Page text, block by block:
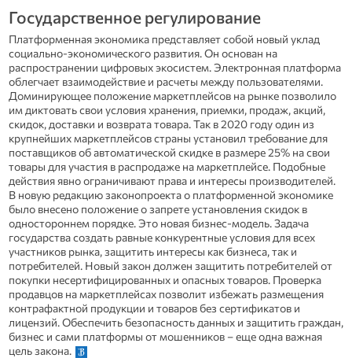
Государственное регулирование
Платформенная экономика представляет собой новый уклад
социально-экономического развития. Он основан на
распространении цифровых экосистем. Электронная платформа
облегчает взаимодействие и расчеты между пользователями.
Доминирующее положение маркетплейсов на рынке позволило
им диктовать свои условия хранения, приемки, продаж, акций,
скидок, доставки и возврата товара. Так в 2020 году один из
крупнейших маркетплейсов страны установил требование для
поставщиков об автоматической скидке в размере 25% на свои
товары для участия в распродаже на маркетплейсе. Подобные
действия явно ограничивают права и интересы производителей.
В новую редакцию законопроекта о платформенной экономике
было внесено положение о запрете установления скидок в
одностороннем порядке. Это новая бизнес-модель. Задача
государства создать равные конкурентные условия для всех
участников рынка, защитить интересы как бизнеса, так и
потребителей. Новый закон должен защитить потребителей от
покупки несертифицированных и опасных товаров. Проверка
продавцов на маркетплейсах позволит избежать размещения
контрафактной продукции и товаров без сертификатов и
лицензий. Обеспечить безопасность данных и защитить граждан,
бизнес и сами платформы от мошенников – еще одна важная
цель закона.